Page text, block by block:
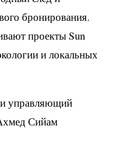
бронирования.
проекты Sun
и локальных
и управляющий
Сийам